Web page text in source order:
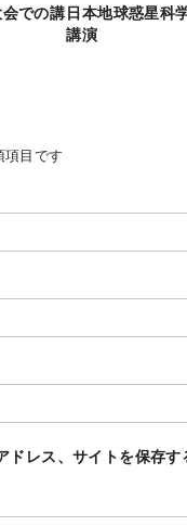
での講日本地球惑星科
講演
目です
レス、サイトを保存す